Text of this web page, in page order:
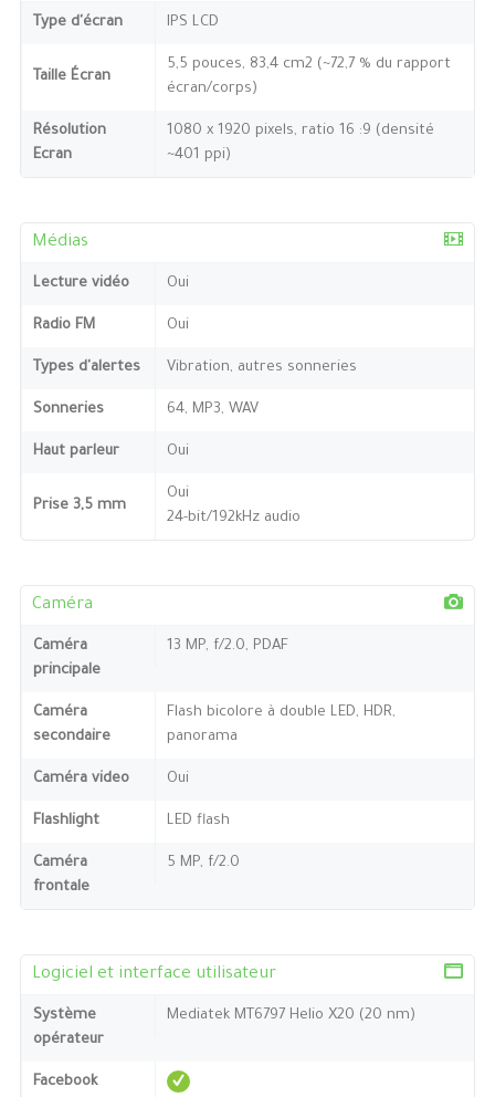
Type d'écran IPS LCD
Taille Écran
5,5 pouces, 83,4 cm2 (~72,7 % du rapport
écran/corps)
Résolution
Ecran
1080 x 1920 pixels, ratio 16 :9 (densité
~401 ppi)
Médias
Lecture vidéo Oui
Radio FM Oui
Types d'alertes Vibration, autres sonneries
Sonneries 64, MP3, WAV
Haut parleur Oui
Prise 3,5 mm
Oui
24-bit/192kHz audio
Caméra
Caméra
principale
13 MP, f/2.0, PDAF
Caméra
secondaire
Flash bicolore à double LED, HDR,
panorama
Caméra video Oui
Flashlight LED flash
Caméra
frontale
5 MP, f/2.0
Logiciel et interface utilisateur
Système
opérateur
Mediatek MT6797 Helio X20 (20 nm)
Facebook